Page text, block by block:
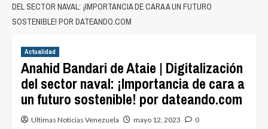
DEL SECTOR NAVAL: ¡IMPORTANCIA DE CARA A UN FUTURO
SOSTENIBLE! POR DATEANDO.COM
Actualidad
Anahid Bandari de Ataie | Digitalización
del sector naval: ¡Importancia de cara a
un futuro sostenible! por dateando.com
Ultimas Noticias Venezuela mayo 12, 2023 0